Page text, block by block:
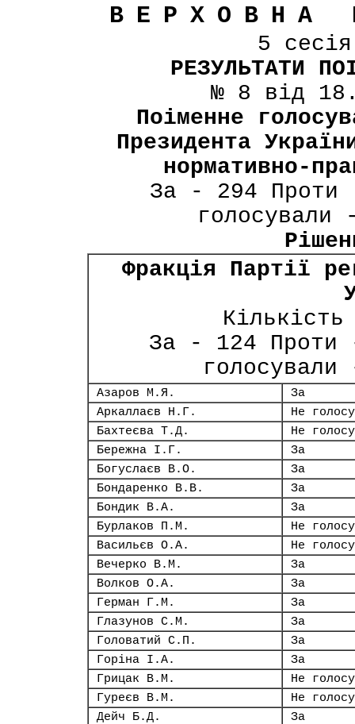
ВЕРХОВНА
5
РЕЗУЛЬТАТИ
№ 8 від
Поіменне
Президента
нормативно-
За - 294 Проти
Фракція Партії
За - 124 Проти
Азаров М.Я.
За
Аркаллаєв Н.Г.
Не
Бахтеєва Т.Д.
Не
Бережна І.Г.
За
Богуслаєв В.О.
За
Бондаренко В.В.
За
Бондик В.А.
За
Бурлаков П.М.
Не
Васильєв О.А.
Не
Вечерко В.М.
За
Волков О.А.
За
Герман Г.М.
За
Глазунов С.М.
За
Головатий С.П.
За
Горіна І.А.
За
Грицак В.М.
Не
Гуреєв В.М.
Не
Дейч Б.Д.
За